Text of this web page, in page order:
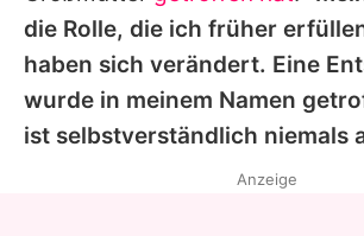
die Rolle, die ich früher
haben sich verändert. Eine
wurde in meinem Namen
ist selbstverständlich niemals
Anzeige